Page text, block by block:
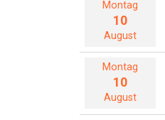
Montag
10
August
Montag
10
August